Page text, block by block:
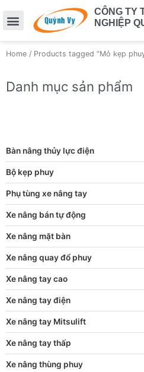
CÔNG TY
NGHIỆP
Home / Products tagged “Mỏ kẹp
Danh mục sản phẩm
Bàn nâng thủy lực điện
Bộ kẹp phuy
Phụ tùng xe nâng tay
Xe nâng bán tự động
Xe nâng mặt bàn
Xe nâng quay đổ phuy
Xe nâng tay cao
Xe nâng tay điện
Xe nâng tay Mitsulift
Xe nâng tay thấp
Xe nâng thùng phuy